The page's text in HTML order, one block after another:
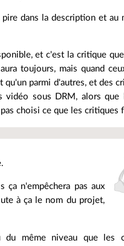
dans la description et au
et c'est la critique
toujours, mais quand
parmi d'autres, et des
vidéo sous DRM, alors que
choisi ce que les critiques
n'empêchera pas aux
à ça le nom du projet,
même niveau que les